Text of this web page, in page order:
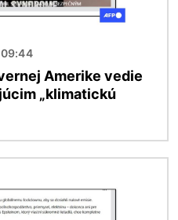
Amerike vedie
„klimatickú